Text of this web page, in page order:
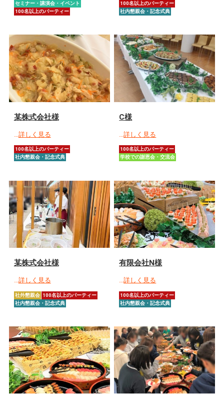
セミナー・講演会・イベント
100名以上のパーティー
100名以上のパーティー
社内懇親会・記念式典
某株式会社様
詳しく見る
100名以上のパーティー
社内懇親会・記念式典
C様
…詳しく見る
100名以上のパーティー
学校での謝恩会・交流会
某株式会社様
…詳しく見る
社外懇親会 100名以上のパーティー
社内懇親会・記念式典
有限会社N様
…詳しく見る
100名以上のパーティー
社内懇親会・記念式典